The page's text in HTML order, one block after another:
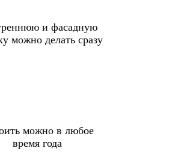
и фасадную
можно делать сразу
можно в любое
время года